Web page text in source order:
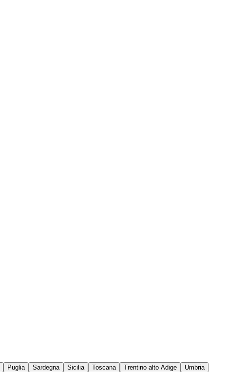
Puglia Sardegna Sicilia Toscana Trentino alto Adige
Umbria